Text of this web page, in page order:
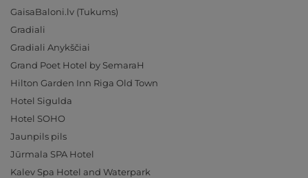
GaisaBaloni.lv (Tukums)
Gradiali
Gradiali Anykščiai
Grand Poet Hotel by SemaraH
Hilton Garden Inn Riga Old Town
Hotel Sigulda
Hotel SOHO
Jaunpils pils
Jūrmala SPA Hotel
Kalev Spa Hotel and Waterpark